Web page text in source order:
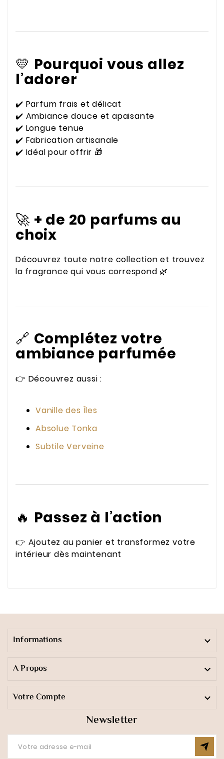
💛 Pourquoi vous allez
l’adorer
✔️ Parfum frais et délicat
✔️ Ambiance douce et apaisante
✔️ Longue tenue
✔️ Fabrication artisanale
✔️ Idéal pour offrir 🎁
🚀 + de 20 parfums au
choix
Découvrez toute notre collection et trouvez
la fragrance qui vous correspond 🌿
🔗 Complétez votre
ambiance parfumée
👉 Découvrez aussi :
Vanille des Îles
Absolue Tonka
Subtile Verveine
🔥 Passez à l’action
👉 Ajoutez au panier et transformez votre
intérieur dès maintenant
Informations 
A Propos 
Votre Compte 
Newsletter